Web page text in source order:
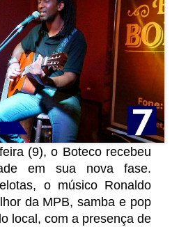
(9), o Boteco recebeu
em sua nova fase.
o músico Ronaldo
da MPB, samba e pop
local, com a presença de